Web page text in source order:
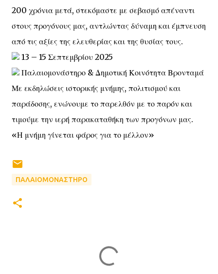
200 χρόνια μετά, στεκόμαστε με σεβασμό απέναντι
στους προγόνους μας, αντλώντας δύναμη και έμπνευση
από τις αξίες της ελευθερίας και της θυσίας τους.
13 – 15 Σεπτεμβρίου 2025
Παλαιομονάστηρο & Δημοτική Κοινότητα Βρονταμά
Με εκδηλώσεις ιστορικής μνήμης, πολιτισμού και
παράδοσης, ενώνουμε το παρελθόν με το παρόν και
τιμούμε την ιερή παρακαταθήκη των προγόνων μας.
«Η μνήμη γίνεται φάρος για το μέλλον»
ΠΑΛΑΙΟΜΟΝΑΣΤΗΡΟ